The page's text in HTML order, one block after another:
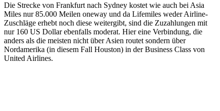
Die Strecke von Frankfurt nach Sydney kostet wie auch bei Asia
Miles nur 85.000 Meilen oneway und da Lifemiles weder Airline-
Zuschläge erhebt noch diese weitergibt, sind die Zuzahlungen mit
nur 160 US Dollar ebenfalls moderat. Hier eine Verbindung, die
anders als die meisten nicht über Asien routet sondern über
Nordamerika (in diesem Fall Houston) in der Business Class von
United Airlines.